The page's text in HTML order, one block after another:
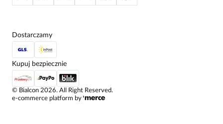
© Bialcon 2026. All Right Reserved.
e-commerce platform by
Dostarczamy
Kupuj bezpiecznie